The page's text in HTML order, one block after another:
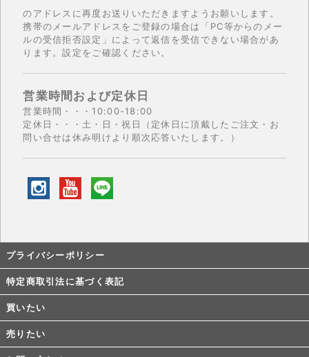
のアドレスに再度お送りいただきますようお願いします。
携帯のメールアドレスをご登録の場合は「PC等からのメー
ルの受信拒否設定」によって返信を受信できない場合があ
ります。設定をご確認ください。
営業時間および定休日
営業時間・・・10:00-18:00
定休日・・・土・日・祝日（定休日に頂戴したご注文・お
問い合せは休み明けより順次応答いたします。）
プライバシーポリシー
特定商取引法に基づく表記
買いたい
売りたい